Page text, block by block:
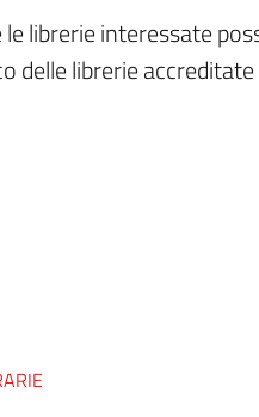
librerie interessate
delle librerie